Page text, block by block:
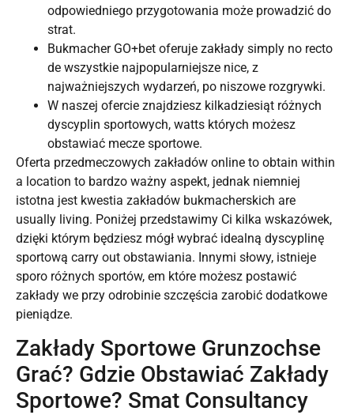
odpowiedniego przygotowania może prowadzić do
strat.
Bukmacher GO+bet oferuje zakłady simply no recto
de wszystkie najpopularniejsze nice, z
najważniejszych wydarzeń, po niszowe rozgrywki.
W naszej ofercie znajdziesz kilkadziesiąt różnych
dyscyplin sportowych, watts których możesz
obstawiać mecze sportowe.
Oferta przedmeczowych zakładów online to obtain within
a location to bardzo ważny aspekt, jednak niemniej
istotna jest kwestia zakładów bukmacherskich are
usually living. Poniżej przedstawimy Ci kilka wskazówek,
dzięki którym będziesz mógł wybrać idealną dyscyplinę
sportową carry out obstawiania. Innymi słowy, istnieje
sporo różnych sportów, em które możesz postawić
zakłady we przy odrobinie szczęścia zarobić dodatkowe
pieniądze.
Zakłady Sportowe Grunzochse
Grać? Gdzie Obstawiać Zakłady
Sportowe? Smat Consultancy